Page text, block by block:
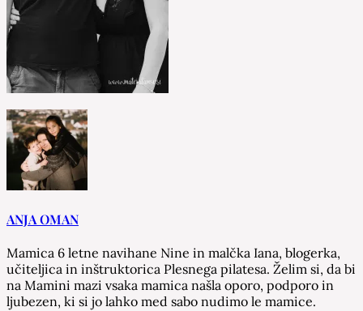
ANJA OMAN
Mamica 6 letne navihane Nine in malčka Iana, blogerka,
učiteljica in inštruktorica Plesnega pilatesa. Želim si, da bi
na Mamini mazi vsaka mamica našla oporo, podporo in
ljubezen, ki si jo lahko med sabo nudimo le mamice.